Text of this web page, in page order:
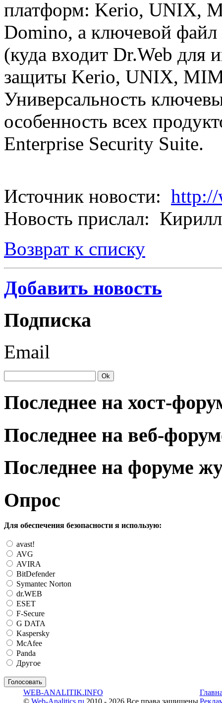
платформ: Kerio, UNIX,
Domino, а ключевой
(куда входит Dr.Web
защиты Kerio, UNIX,
Универсальность
особенность всех
Enterprise Security Suite.
Источник новости: http://
Новость прислал:
Возврат к списку
Добавить новость
Подписка
Email
Последнее на хост-
Последнее на веб-
Последнее на форуме
Опрос
Для обеспечения безопасности я использую:
avast!
AVG
AVIRA
BitDefender
Symantec Norton
dr.WEB
ESET
F-Secure
G DATA
Kaspersky
McAfee
Panda
Другое
WEB-ANALITIK.INFO
© Web-Analitics.ru 2010 - 2026 Все права защищены